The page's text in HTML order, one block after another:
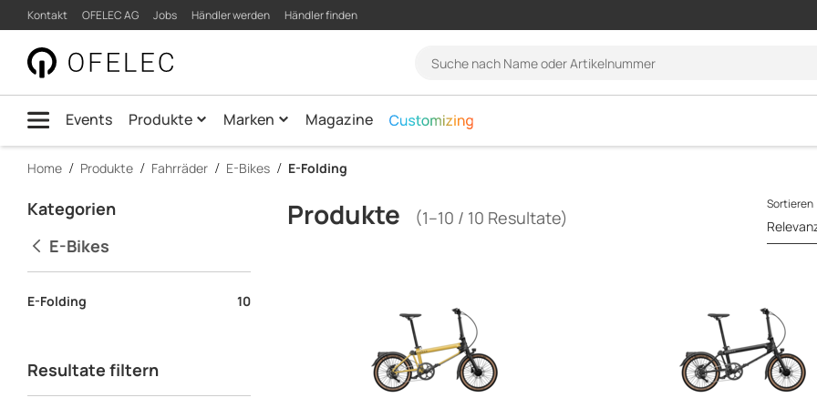
Product
Listing
OFELEC
AG
quick.navigation
Kontakt OFELEC AG Jobs Händler werden Händler finden language.navigation
Name
Artikelnummer
Menü
Events Produkte Marken Magazine
Home Produkte Fahrräder E-Bikes E-Folding
Produkte (1–10 / 10 Resultate)
Sortieren
Kategorien
E-Bikes
E-Folding 10
Resultate filtern